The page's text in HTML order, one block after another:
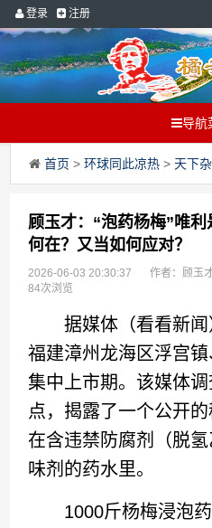
登录 注册
导航
首页 >环球同此凉热 > 天下
顾玉才：“泡药杨梅”唯
何在？又当如何应对？
2026-06-03 20:30:37 作者：顾玉
84次浏览
据媒体（看看新闻
福建漳州龙海区浮宫
集中上市期。该媒体
点，揭露了一个公开
在含违禁防腐剂（脱
味剂的药水里。
1000斤杨梅浸泡药